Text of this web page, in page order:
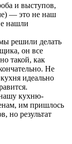
и выступов,
— это не наш
нашли
решили делать
он все
такой, как
Не
идеально
кухню-
им пришлось
но результат